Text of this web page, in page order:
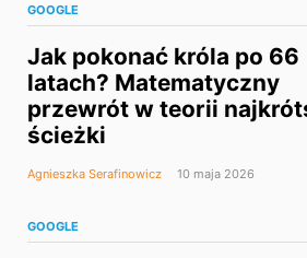
GOOGLE
Jak pokonać króla po 66
latach? Matematyczny
przewrót w teorii
ścieżki
Agnieszka Serafinowicz 10 maja 2026
GOOGLE